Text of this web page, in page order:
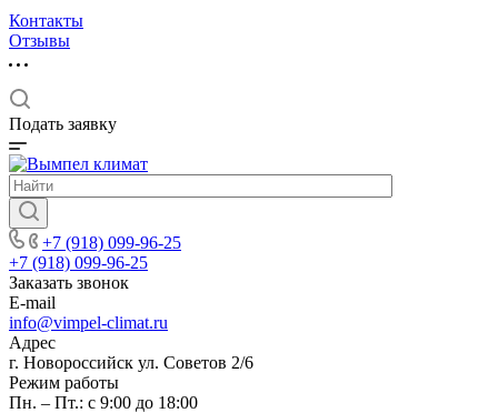
Контакты
Отзывы
Подать заявку
+7 (918) 099-96-25
+7 (918) 099-96-25
Заказать звонок
E-mail
info@vimpel-climat.ru
Адрес
г. Новороссийск ул. Советов 2/6
Режим работы
Пн. – Пт.: с 9:00 до 18:00